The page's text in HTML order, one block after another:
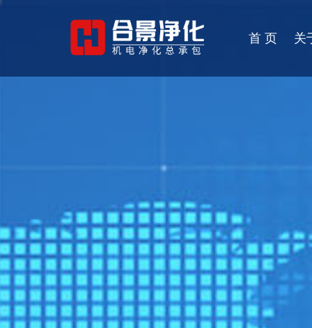
首 页 关